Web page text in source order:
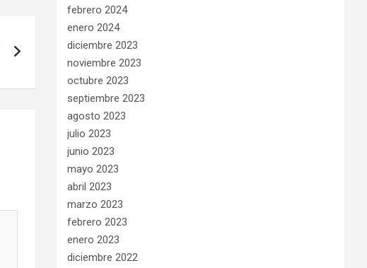
febrero 2024
enero 2024
diciembre 2023
noviembre 2023
octubre 2023
septiembre 2023
agosto 2023
julio 2023
junio 2023
mayo 2023
abril 2023
marzo 2023
febrero 2023
enero 2023
diciembre 2022